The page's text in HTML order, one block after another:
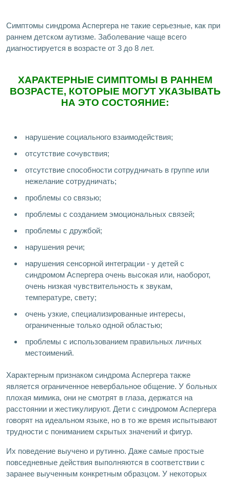
Симптомы синдрома Аспергера не такие серьезные, как при
раннем детском аутизме. Заболевание чаще всего
диагностируется в возрасте от 3 до 8 лет.
ХАРАКТЕРНЫЕ СИМПТОМЫ В РАННЕМ
ВОЗРАСТЕ, КОТОРЫЕ МОГУТ УКАЗЫВАТЬ
НА ЭТО СОСТОЯНИЕ:
нарушение социального взаимодействия;
отсутствие сочувствия;
отсутствие способности сотрудничать в группе или
нежелание сотрудничать;
проблемы со связью;
проблемы с созданием эмоциональных связей;
проблемы с дружбой;
нарушения речи;
нарушения сенсорной интеграции - у детей с
синдромом Аспергера очень высокая или, наоборот,
очень низкая чувствительность к звукам,
температуре, свету;
очень узкие, специализированные интересы,
ограниченные только одной областью;
проблемы с использованием правильных личных
местоимений.
Характерным признаком синдрома Аспергера также
является ограниченное невербальное общение. У больных
плохая мимика, они не смотрят в глаза, держатся на
расстоянии и жестикулируют. Дети с синдромом Аспергера
говорят на идеальном языке, но в то же время испытывают
трудности с пониманием скрытых значений и фигур.
Их поведение выучено и рутинно. Даже самые простые
повседневные действия выполняются в соответствии с
заранее выученным конкретным образцом. У некоторых